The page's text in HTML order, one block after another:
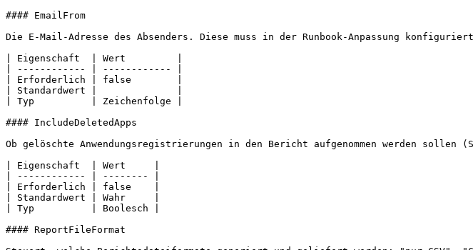
#### EmailFrom
Die E-Mail-Adresse des Absenders. Diese muss in der Runbook-Anpassung
| Eigenschaft  | Wert         |
| ------------ | ------------ |
| Erforderlich | false        |
| Standardwert |              |
| Typ          | Zeichenfolge |
#### IncludeDeletedApps
Ob gelöschte Anwendungsregistrierungen in den Bericht aufgenommen werden sollen
| Eigenschaft  | Wert     |
| ------------ | -------- |
| Erforderlich | false    |
| Standardwert | Wahr     |
| Typ          | Boolesch |
#### ReportFileFormat